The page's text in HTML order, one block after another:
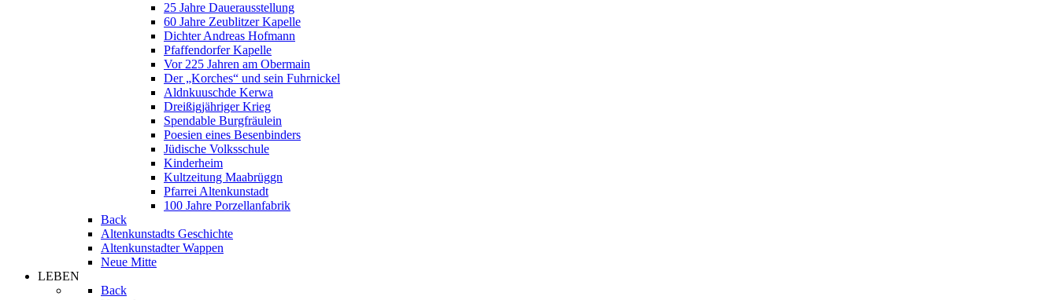
25 Jahre Dauerausstellung
60 Jahre Zeublitzer Kapelle
Dichter Andreas Hofmann
Pfaffendorfer Kapelle
Vor 225 Jahren am Obermain
Der „Korches“ und sein Fuhrnickel
Aldnkuuschde Kerwa
Dreißigjähriger Krieg
Spendable Burgfräulein
Poesien eines Besenbinders
Jüdische Volksschule
Kinderheim
Kultzeitung Maabrüggn
Pfarrei Altenkunstadt
100 Jahre Porzellanfabrik
Back
Altenkunstadts Geschichte
Altenkunstadter Wappen
Neue Mitte
LEBEN
Back